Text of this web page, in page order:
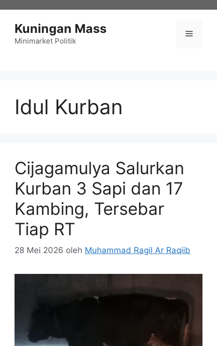
Kuningan Mass
Minimarket Politik
Menu
Idul Kurban
Cijagamulya Salurkan
Kurban 3 Sapi dan 17
Kambing, Tersebar
Tiap RT
28 Mei 2026 oleh Muhammad Ragil Ar Raqiib